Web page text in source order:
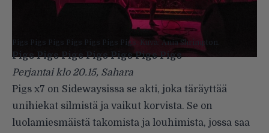
Pigs Pigs Pigs Pigs Pigs Pigs Pigs. Kuva: Ania Shrimpton.
Pigs Pigs Pigs Pigs Pigs Pigs Pigs
Perjantai klo 20.15, Sahara
Pigs x7 on Sidewaysissa se akti, joka täräyttää
unihiekat silmistä ja vaikut korvista. Se on
luolamiesmäistä takomista ja louhimista, jossa saa